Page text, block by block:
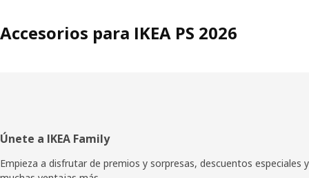
Accesorios para IKEA PS 2026
Pie
de
Únete a IKEA Family
Empieza a disfrutar de premios y sorpresas, descuentos especiales y